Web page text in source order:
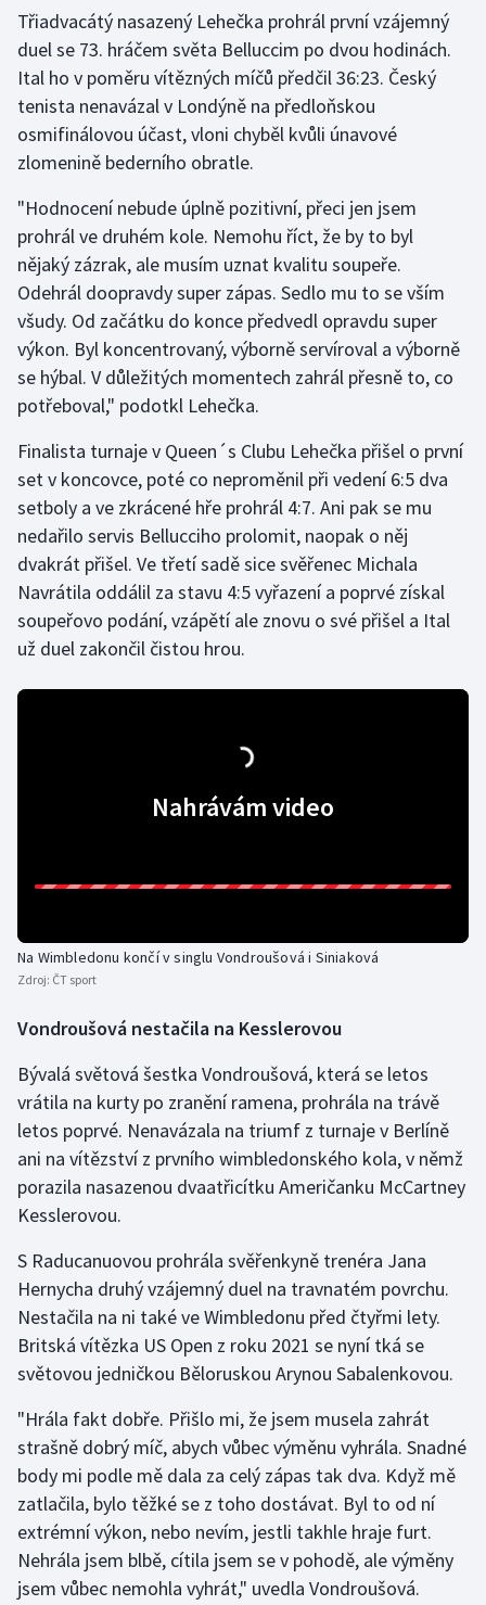
Lyže a snowboard
Moderní pětiboj
Motorsport
Parasport
Plavání
Plážový volejbal
Ragby
Rychlobruslení
Rychlostní kanoistika
Short track
Sportovní střelba
Stolní tenis
Třiadvacátý nasazený Lehečka prohrál první vzájemný
duel se 73. hráčem světa Belluccim po dvou hodinách.
Ital ho v poměru vítězných míčů předčil 36:23. Český
tenista nenavázal v Londýně na předloňskou
osmifinálovou účast, vloni chyběl kvůli únavové
zlomenině bederního obratle.
"Hodnocení nebude úplně pozitivní, přeci jen jsem
prohrál ve druhém kole. Nemohu říct, že by to byl
nějaký zázrak, ale musím uznat kvalitu soupeře.
Odehrál doopravdy super zápas. Sedlo mu to se vším
všudy. Od začátku do konce předvedl opravdu super
výkon. Byl koncentrovaný, výborně servíroval a výborně
se hýbal. V důležitých momentech zahrál přesně to, co
potřeboval," podotkl Lehečka.
Finalista turnaje v Queen´s Clubu Lehečka přišel o první
set v koncovce, poté co neproměnil při vedení 6:5 dva
setboly a ve zkrácené hře prohrál 4:7. Ani pak se mu
nedařilo servis Bellucciho prolomit, naopak o něj
dvakrát přišel. Ve třetí sadě sice svěřenec Michala
Navrátila oddálil za stavu 4:5 vyřazení a poprvé získal
soupeřovo podání, vzápětí ale znovu o své přišel a Ital
už duel zakončil čistou hrou.
Nahrávám video
Na Wimbledonu končí v singlu Vondroušová i Siniaková
Zdroj: ČT sport
Vondroušová nestačila na Kesslerovou
Bývalá světová šestka Vondroušová, která se letos
vrátila na kurty po zranění ramena, prohrála na trávě
letos poprvé. Nenavázala na triumf z turnaje v Berlíně
ani na vítězství z prvního wimbledonského kola, v němž
porazila nasazenou dvaatřicítku Američanku McCartney
Kesslerovou.
S Raducanuovou prohrála svěřenkyně trenéra Jana
Hernycha druhý vzájemný duel na travnatém povrchu.
Nestačila na ni také ve Wimbledonu před čtyřmi lety.
Britská vítězka US Open z roku 2021 se nyní tká se
světovou jedničkou Běloruskou Arynou Sabalenkovou.
"Hrála fakt dobře. Přišlo mi, že jsem musela zahrát
strašně dobrý míč, abych vůbec výměnu vyhrála. Snadné
body mi podle mě dala za celý zápas tak dva. Když mě
zatlačila, bylo těžké se z toho dostávat. Byl to od ní
extrémní výkon, nebo nevím, jestli takhle hraje furt.
Nehrála jsem blbě, cítila jsem se v pohodě, ale výměny
jsem vůbec nemohla vyhrát," uvedla Vondroušová.